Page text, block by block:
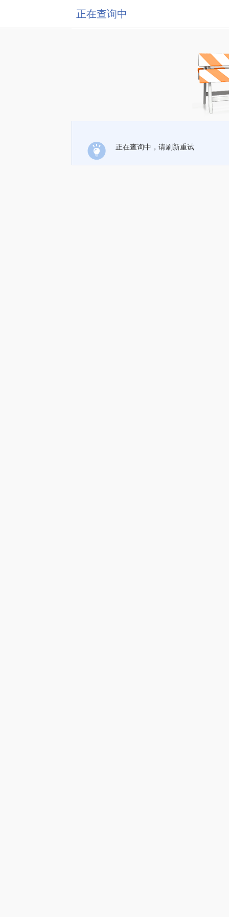
正在查询中
正在查询中，请刷新重试